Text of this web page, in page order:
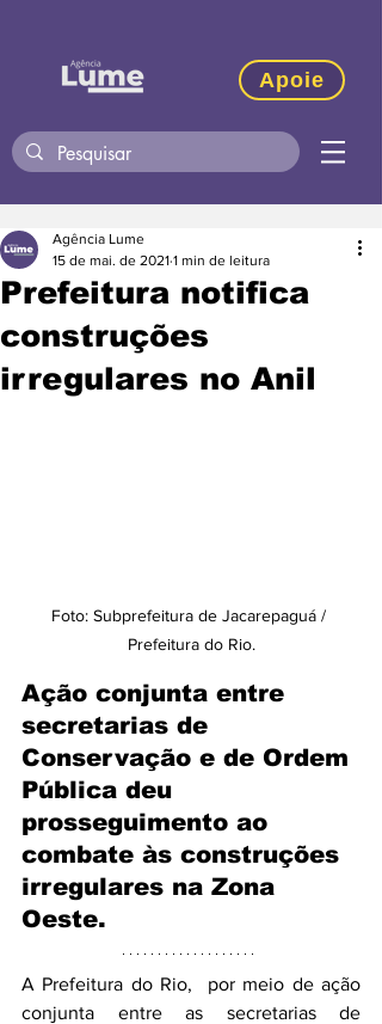
Apoie
Prefeitura notifica
construções
irregulares no Anil
Agência Lume
15 de mai. de 2021 1 min de leitura
Foto: Subprefeitura de Jacarepaguá /
Prefeitura do Rio.
Ação conjunta entre
secretarias de
Conservação e de Ordem
Pública deu
prosseguimento ao
combate às construções
irregulares na Zona
Oeste.
A Prefeitura do Rio,  por meio de ação
conjunta entre as secretarias de